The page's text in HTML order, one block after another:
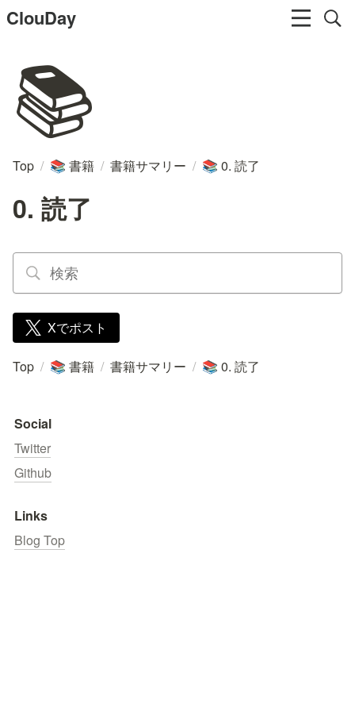
ClouDay
📚
Top / 📚 書籍 / 書籍サマリー / 📚 0. 読了
0. 読了
Xでポスト
Top / 📚 書籍 / 書籍サマリー / 📚 0. 読了
Social
Twitter
Github
Links
Blog Top